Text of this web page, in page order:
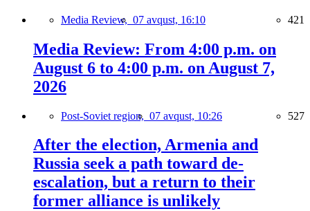
Media Review, 07 avqust, 16:10 421
Media Review: From 4:00 p.m. on
August 6 to 4:00 p.m. on August 7,
2026
Post-Soviet region, 07 avqust, 10:26 527
After the election, Armenia and
Russia seek a path toward de-
escalation, but a return to their
former alliance is unlikely